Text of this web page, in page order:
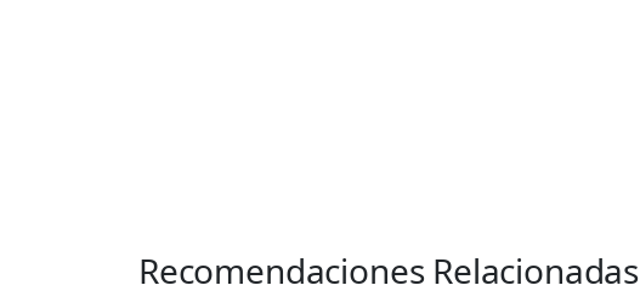
Recomendaciones Relacionadas